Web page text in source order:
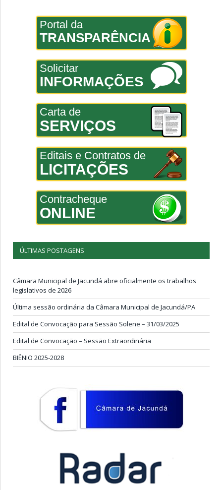
Portal da
TRANSPARÊNCIA
Solicitar
INFORMAÇÕES
Carta de
SERVIÇOS
Editais e Contratos de
LICITAÇÕES
Contracheque
ONLINE
ÚLTIMAS POSTAGENS
Câmara Municipal de Jacundá abre oficialmente os trabalhos
legislativos de 2026
Última sessão ordinária da Câmara Municipal de Jacundá/PA
Edital de Convocação para Sessão Solene – 31/03/2025
Edital de Convocação – Sessão Extraordinária
BIÊNIO 2025-2028